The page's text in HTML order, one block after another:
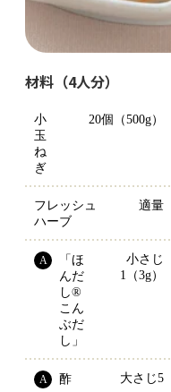
材料（4人分）
小
玉
ね
ぎ
20個（500g）
フレッシュ
ハーブ
適量
A
「ほ
んだ
し®
こん
ぶだ
し」
小さじ
1（3g）
A 酢 大さじ5